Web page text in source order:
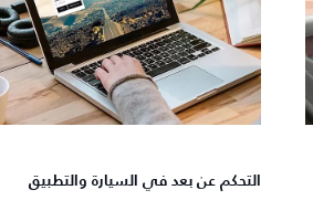
التحكم عن بعد في السيارة والتطبيق